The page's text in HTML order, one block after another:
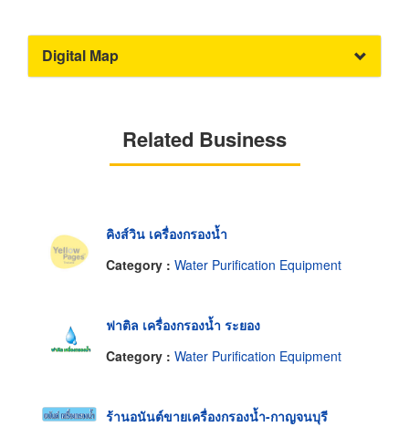
Digital Map
Related Business
คิงส์วิน เครื่องกรองน้ำ
Category : Water Purification Equipment
ฟาติล เครื่องกรองน้ำ ระยอง
Category : Water Purification Equipment
ร้านอนันต์ขายเครื่องกรองน้ำ-กาญจนบุรี